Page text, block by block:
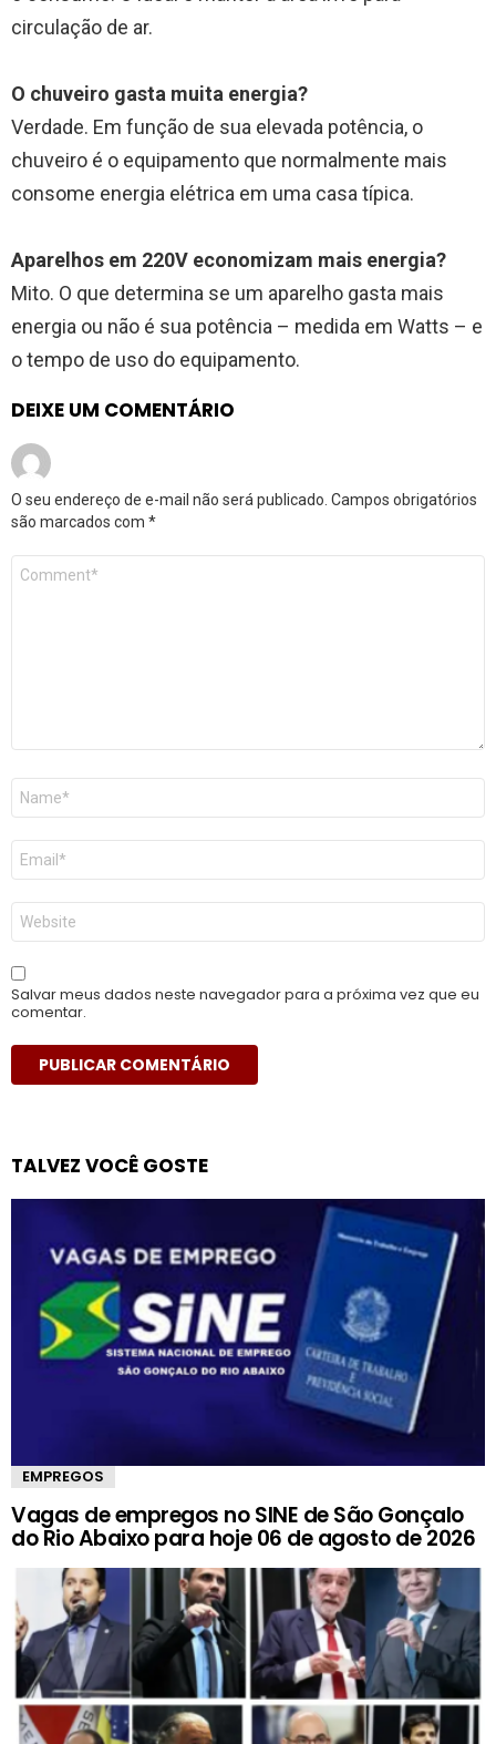
circulação de ar.
O chuveiro gasta muita energia?
Verdade. Em função de sua elevada potência, o
chuveiro é o equipamento que normalmente mais
consome energia elétrica em uma casa típica.
Aparelhos em 220V economizam mais energia?
Mito. O que determina se um aparelho gasta mais
energia ou não é sua potência – medida em Watts – e
o tempo de uso do equipamento.
DEIXE UM COMENTÁRIO
O seu endereço de e-mail não será publicado. Campos obrigatórios
são marcados com *
Comentário
Nome
E-
mail
*
Site
Salvar meus dados neste navegador para a próxima vez que eu
comentar.
TALVEZ VOCÊ GOSTE
EMPREGOS
Vagas de empregos no SINE de São Gonçalo
do Rio Abaixo para hoje 06 de agosto de 2026